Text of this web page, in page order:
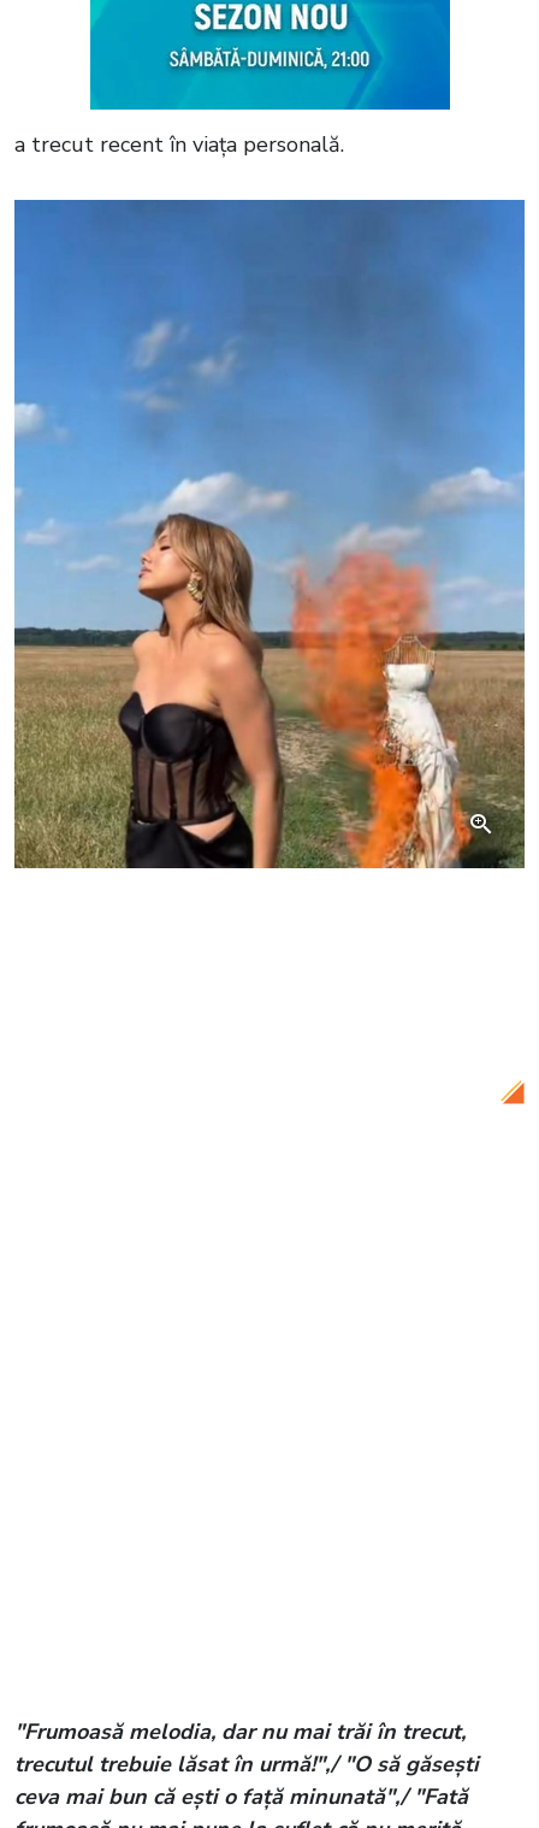
a trecut recent în viața personală.
"Frumoasă melodia, dar nu mai trăi în trecut,
trecutul trebuie lăsat în urmă!",/ "O să găsești
ceva mai bun că ești o față minunată",/ "Fată